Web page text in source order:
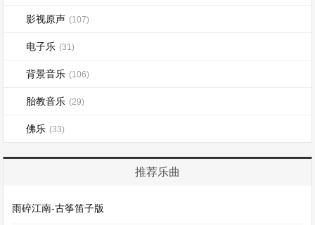
影视原声 (107)
电子乐 (31)
背景音乐 (106)
胎教音乐 (29)
佛乐 (33)
推荐乐曲
雨碎江南-古筝笛子版